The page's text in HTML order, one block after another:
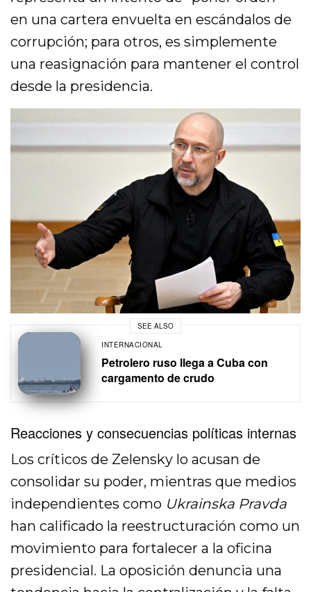
en una cartera envuelta en escándalos de
corrupción; para otros, es simplemente
una reasignación para mantener el control
desde la presidencia.
SEE ALSO
INTERNACIONAL
Petrolero ruso llega a Cuba con
cargamento de crudo
Reacciones y consecuencias políticas internas
Los críticos de Zelensky lo acusan de
consolidar su poder, mientras que medios
independientes como Ukrainska Pravda
han calificado la reestructuración como un
movimiento para fortalecer a la oficina
presidencial. La oposición denuncia una